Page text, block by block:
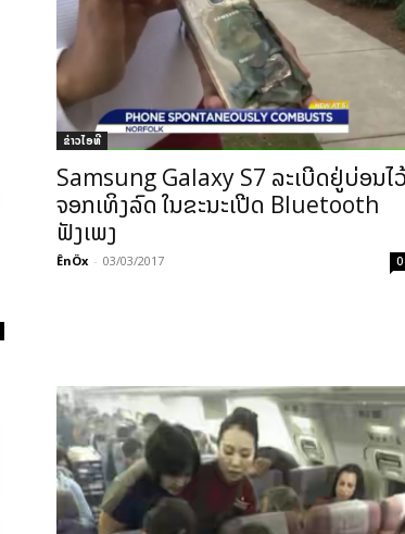
ຂ່າວ​ໄອ​ທີ
Samsung Galaxy S7 ລະເບີດຢູ່ບ່ອນໄ
ຈອກເທິງລົດ ໃນຂະນະເປີດ Bluetooth
ຟັງເພງ
ÊnÖx - 03/03/2017 0